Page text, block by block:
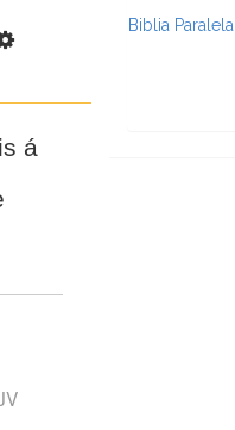
Scripture Formatting
á
Biblia Paralela